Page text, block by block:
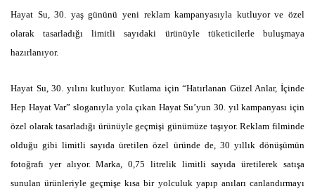
Hayat Su, 30. yaş gününü yeni reklam kampanyasıyla kutluyor ve özel
olarak tasarladığı limitli sayıdaki ürünüyle tüketicilerle buluşmaya
hazırlanıyor.
Hayat Su, 30. yılını kutluyor. Kutlama için “Hatırlanan Güzel Anlar, İçinde
Hep Hayat Var” sloganıyla yola çıkan Hayat Su’yun 30. yıl kampanyası için
özel olarak tasarladığı ürünüyle geçmişi günümüze taşıyor. Reklam filminde
olduğu gibi limitli sayıda üretilen özel üründe de, 30 yıllık dönüşümün
fotoğrafı yer alıyor. Marka, 0,75 litrelik limitli sayıda üretilerek satışa
sunulan ürünleriyle geçmişe kısa bir yolculuk yapıp anıları canlandırmayı